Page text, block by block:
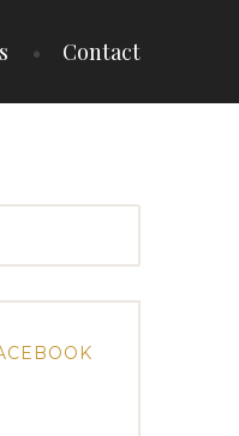
Contact